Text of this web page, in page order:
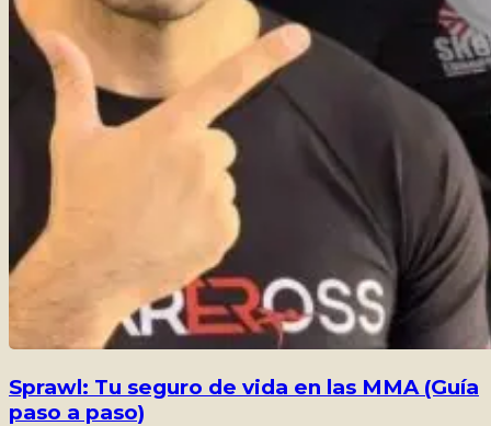
Sprawl: Tu seguro de vida en las MMA (Guía
paso a paso)